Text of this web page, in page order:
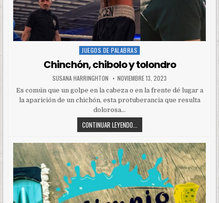
Posted
in
JUEGOS DE PALABRAS
Chinchón, chibolo y tolondro
SUSANA HARRINGHTON NOVIEMBRE 13, 2023
Es común que un golpe en la cabeza o en la frente dé lugar a
la aparición de un chichón, esta protuberancia que resulta
dolorosa…
CONTINUAR LEYENDO...